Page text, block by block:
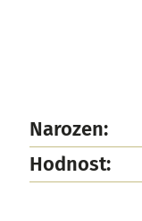
Narozen:
Hodnost: